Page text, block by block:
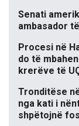
Senati
ambasador
Procesi në
do të
krerëve të
Tronditëse
nga kati i
shpëtojnë